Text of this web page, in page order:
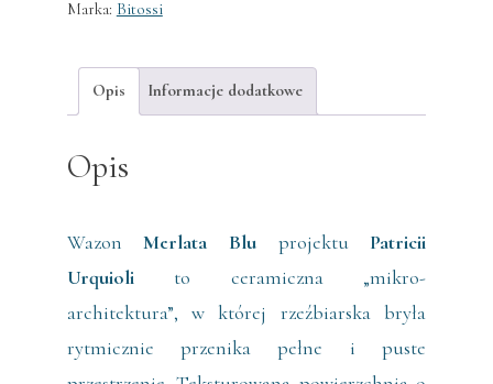
Marka: Bitossi
Opis Informacje dodatkowe
Opis
WazonMerlata Blu projektu Patricii
Urquiolito ceramiczna „mikro-
architektura”, w której rzeźbiarska bryła
rytmicznie przenika pełne i puste